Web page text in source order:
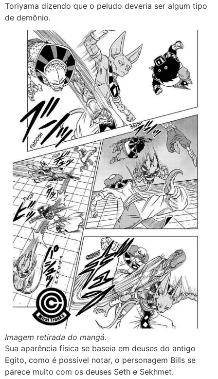
Toriyama dizendo que o peludo deveria ser algum tipo
de demônio.
Imagem retirada do mangá.
Sua aparência física se baseia em deuses do antigo
Egito, como é possível notar, o personagem Bills se
parece muito com os deuses Seth e Sekhmet.